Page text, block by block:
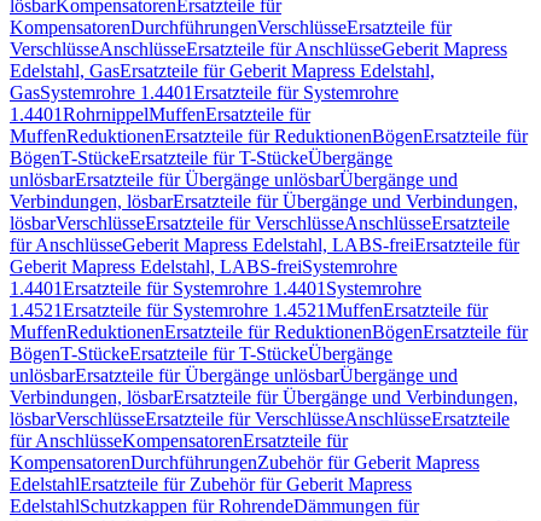
lösbarKompensatorenErsatzteile für
KompensatorenDurchführungenVerschlüsseErsatzteile für
VerschlüsseAnschlüsseErsatzteile für AnschlüsseGeberit Mapress
Edelstahl, GasErsatzteile für Geberit Mapress Edelstahl,
GasSystemrohre 1.4401Ersatzteile für Systemrohre
1.4401RohrnippelMuffenErsatzteile für
MuffenReduktionenErsatzteile für ReduktionenBögenErsatzteile für
BögenT-StückeErsatzteile für T-StückeÜbergänge
unlösbarErsatzteile für Übergänge unlösbarÜbergänge und
Verbindungen, lösbarErsatzteile für Übergänge und Verbindungen,
lösbarVerschlüsseErsatzteile für VerschlüsseAnschlüsseErsatzteile
für AnschlüsseGeberit Mapress Edelstahl, LABS-freiErsatzteile für
Geberit Mapress Edelstahl, LABS-freiSystemrohre
1.4401Ersatzteile für Systemrohre 1.4401 Systemrohre
1.4521Ersatzteile für Systemrohre 1.4521MuffenErsatzteile für
MuffenReduktionenErsatzteile für ReduktionenBögenErsatzteile für
BögenT-StückeErsatzteile für T-StückeÜbergänge
unlösbarErsatzteile für Übergänge unlösbarÜbergänge und
Verbindungen, lösbarErsatzteile für Übergänge und Verbindungen,
lösbarVerschlüsseErsatzteile für VerschlüsseAnschlüsseErsatzteile
für AnschlüsseKompensatorenErsatzteile für
KompensatorenDurchführungenZubehör für Geberit Mapress
EdelstahlErsatzteile für Zubehör für Geberit Mapress
EdelstahlSchutzkappen für RohrendeDämmungen für